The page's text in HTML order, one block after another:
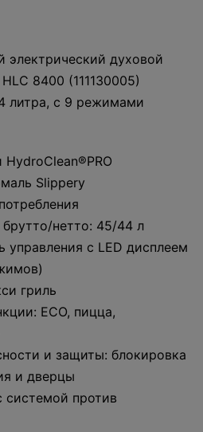
электрический духовой
8400 (111130005)
литра, с 9 режимами
Slippery
нетто: 45/44 л
управления с LED дисплеем
гриль
ECO, пицца,
и защиты: блокировка
и дверцы
против